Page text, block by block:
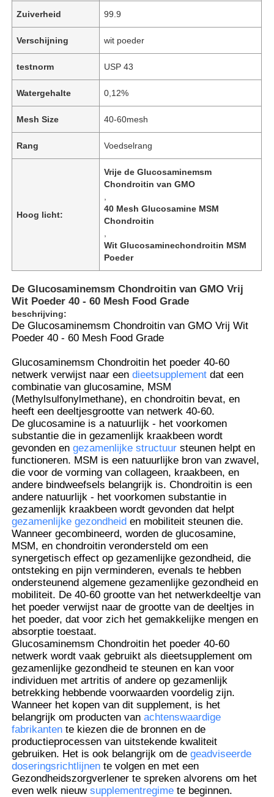
Thuis
Producten
Video's
Over ons
Fabriekstocht
Kwaliteitscontrole
Zuiverheid 99.9
Verschijning wit poeder
testnorm USP 43
Watergehalte 0,12%
Mesh Size 40-60mesh
Rang Voedselrang
Hoog licht:
Vrije de Glucosaminemsm
Chondroitin van GMO
40 Mesh Glucosamine MSM
Chondroitin
Wit Glucosaminechondroitin MSM
Poeder
De Glucosaminemsm Chondroitin van GMO Vrij
Wit Poeder 40 - 60 Mesh Food Grade
beschrijving:
De Glucosaminemsm Chondroitin van GMO Vrij Wit
Poeder 40 - 60 Mesh Food Grade
Glucosaminemsm Chondroitin het poeder 40-60
netwerk verwijst naar eendieetsupplement dat een
combinatie van glucosamine, MSM
(Methylsulfonylmethane), en chondroitin bevat, en
heeft een deeltjesgrootte van netwerk 40-60.
De glucosamine is a natuurlijk - het voorkomen
substantie die in gezamenlijk kraakbeen wordt
gevonden engezamenlijke structuur steunen helpt en
functioneren. MSM is een natuurlijke bron van zwavel,
die voor de vorming van collageen, kraakbeen, en
andere bindweefsels belangrijk is. Chondroitin is een
andere natuurlijk - het voorkomen substantie in
gezamenlijk kraakbeen wordt gevonden dat helpt
gezamenlijke gezondheid en mobiliteit steunen die.
Wanneer gecombineerd, worden de glucosamine,
MSM, en chondroitin verondersteld om een
synergetisch effect op gezamenlijke gezondheid, die
ontsteking en pijn verminderen, evenals te hebben
ondersteunend algemene gezamenlijke gezondheid en
mobiliteit. De 40-60 grootte van het netwerkdeeltje van
het poeder verwijst naar de grootte van de deeltjes in
het poeder, dat voor zich het gemakkelijke mengen en
absorptie toestaat.
Glucosaminemsm Chondroitin het poeder 40-60
netwerk wordt vaak gebruikt als dieetsupplement om
gezamenlijke gezondheid te steunen en kan voor
individuen met artritis of andere op gezamenlijk
betrekking hebbende voorwaarden voordelig zijn.
Wanneer het kopen van dit supplement, is het
belangrijk om producten vanachtenswaardige
fabrikanten te kiezen die de bronnen en de
productieprocessen van uitstekende kwaliteit
gebruiken. Het is ook belangrijk om degeadviseerde
doseringsrichtlijnen te volgen en met een
Gezondheidszorgverlener te spreken alvorens om het
even welk nieuwsupplementregime te beginnen.